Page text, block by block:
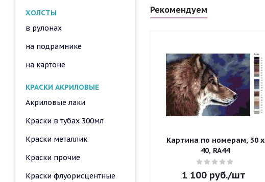
Рекомендуем
Картина по номерам, 30 x
40, RA44
1 100руб./шт
ХОЛСТЫ
в рулонах
на подрамнике
на картоне
КРАСКИ АКРИЛОВЫЕ
Акриловые лаки
Краски в тубах 300мл
Краски металлик
Краски прочие
Краски флуорисцентные